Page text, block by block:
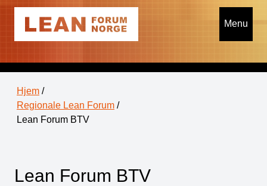
Menu
Hjem /
Regionale Lean Forum /
Lean Forum BTV
Lean Forum BTV